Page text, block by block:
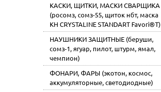
КАСКИ, ЩИТКИ, МАСКИ СВАРЩИКА
(росомз, сомз-55, щиток нбт, маска
КН CRYSTALINE STANDART Favori®T)
НАУШНИКИ ЗАЩИТНЫЕ (беруши,
сомз-1, ягуар, пилот, штурм, ямал,
чемпион)
ФОНАРИ, ФАРЫ (экотон, космос,
аккумуляторные, светодиодные)